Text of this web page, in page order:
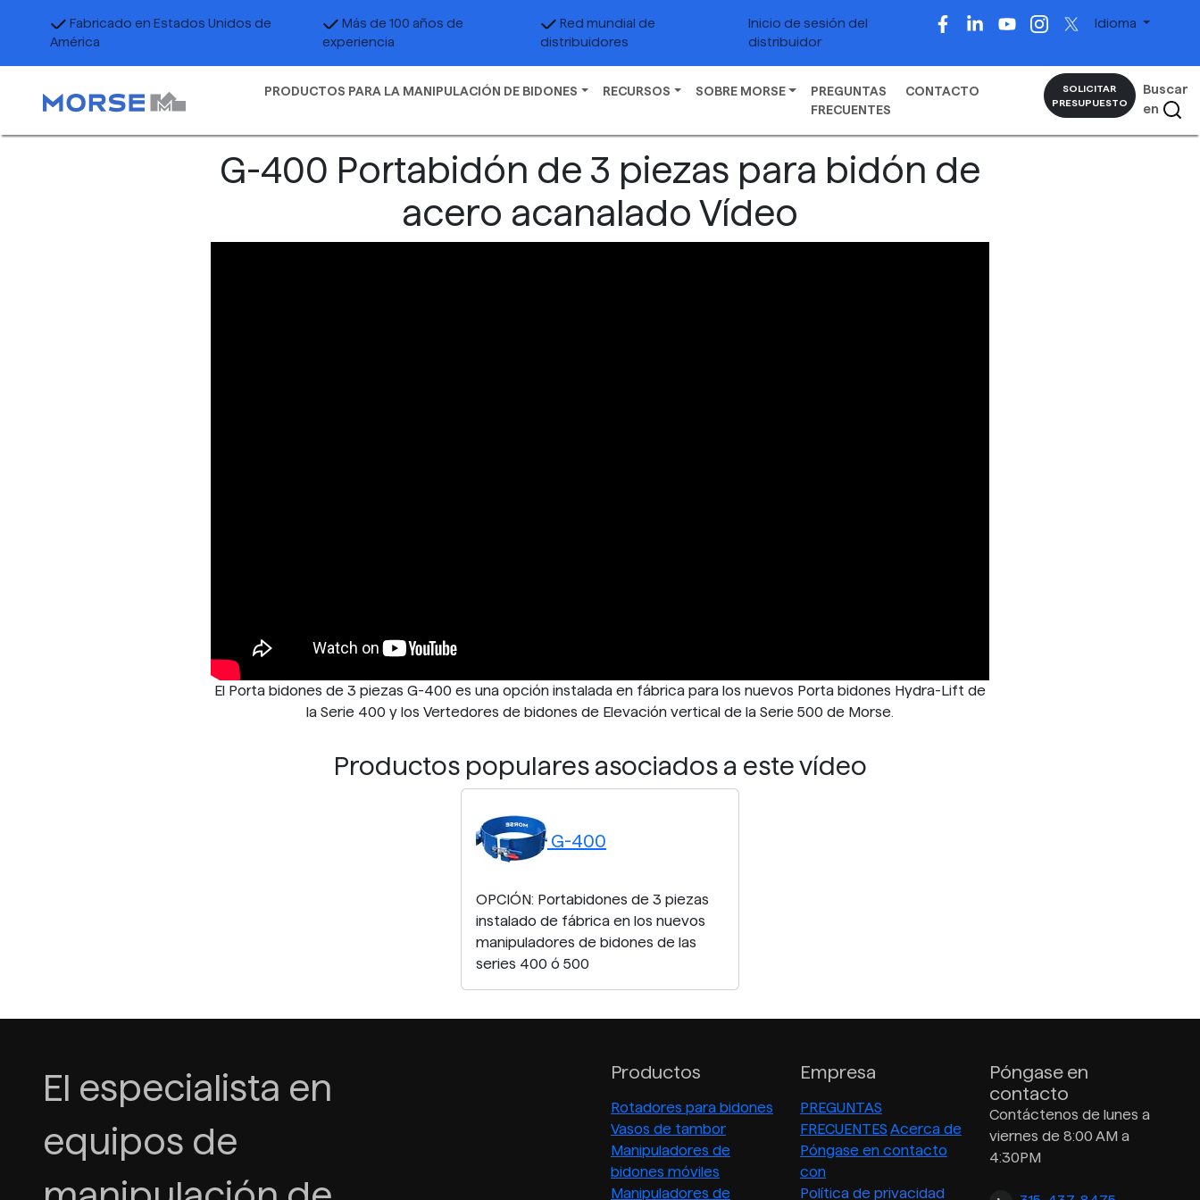
Fabricado en Estados Unidos de
América
Más de 100 años de
experiencia
Red mundial de
distribuidores
Inicio de sesión del
distribuidor
Idioma
PRODUCTOS PARA LA MANIPULACIÓN DE BIDONES RECURSOS SOBRE MORSE
PREGUNTAS
FRECUENTES
CONTACTO
SOLICITAR
PRESUPUESTO
Buscar
en
G-400 Portabidón de 3 piezas para bidón de
acero acanalado Vídeo
El Porta bidones de 3 piezas G-400 es una opción instalada en fábrica para los nuevos Porta bidones Hydra-Lift de
la Serie 400 y los Vertedores de bidones de Elevación vertical de la Serie 500 de Morse.
Productos populares asociados a este vídeo
G-400
OPCIÓN: Portabidones de 3 piezas
instalado de fábrica en los nuevos
manipuladores de bidones de las
series 400 ó 500
El especialista en
equipos de
Productos
Rotadores para bidones
Vasos de tambor
Manipuladores de
bidones móviles
Manipuladores de
Empresa
PREGUNTAS
FRECUENTES Acerca de
Póngase en contacto
con
Política de privacidad
Póngase en
contacto
Contáctenos de lunes a
viernes de 8:00 AM a
4:30PM